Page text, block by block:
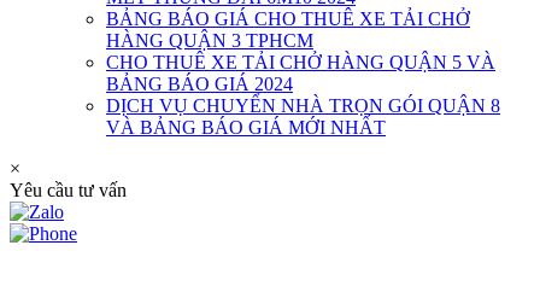
BẢNG BÁO GIÁ CHO THUÊ XE TẢI CHỞ
HÀNG QUẬN 3 TPHCM
CHO THUÊ XE TẢI CHỞ HÀNG QUẬN 5 VÀ
BẢNG BÁO GIÁ 2024
DỊCH VỤ CHUYỂN NHÀ TRỌN GÓI QUẬN 8
VÀ BẢNG BÁO GIÁ MỚI NHẤT
×
Yêu cầu tư vấn